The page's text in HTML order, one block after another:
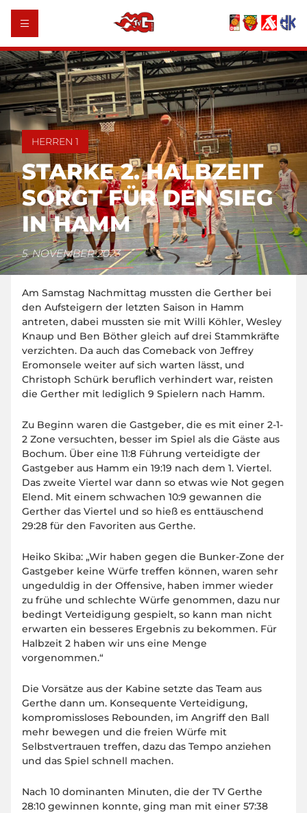
HERREN 1
STARKE 2. HALBZEIT
SORGT FÜR DEN SIEG
IN HAMM
5. NOVEMBER 2023
Am Samstag Nachmittag mussten die Gerther bei
den Aufsteigern der letzten Saison in Hamm
antreten, dabei mussten sie mit Willi Köhler, Wesley
Knaup und Ben Böther gleich auf drei Stammkräfte
verzichten. Da auch das Comeback von Jeffrey
Eromonsele weiter auf sich warten lässt, und
Christoph Schürk beruflich verhindert war, reisten
die Gerther mit lediglich 9 Spielern nach Hamm.
Zu Beginn waren die Gastgeber, die es mit einer 2-1-
2 Zone versuchten, besser im Spiel als die Gäste aus
Bochum. Über eine 11:8 Führung verteidigte der
Gastgeber aus Hamm ein 19:19 nach dem 1. Viertel.
Das zweite Viertel war dann so etwas wie Not gegen
Elend. Mit einem schwachen 10:9 gewannen die
Gerther das Viertel und so hieß es enttäuschend
29:28 für den Favoriten aus Gerthe.
Heiko Skiba: „Wir haben gegen die Bunker-Zone der
Gastgeber keine Würfe treffen können, waren sehr
ungeduldig in der Offensive, haben immer wieder
zu frühe und schlechte Würfe genommen, dazu nur
bedingt Verteidigung gespielt, so kann man nicht
erwarten ein besseres Ergebnis zu bekommen. Für
Halbzeit 2 haben wir uns eine Menge
vorgenommen.“
Die Vorsätze aus der Kabine setzte das Team aus
Gerthe dann um. Konsequente Verteidigung,
kompromissloses Rebounden, im Angriff den Ball
mehr bewegen und die freien Würfe mit
Selbstvertrauen treffen, dazu das Tempo anziehen
und das Spiel schnell machen.
Nach 10 dominanten Minuten, die der TV Gerthe
28:10 gewinnen konnte, ging man mit einer 57:38